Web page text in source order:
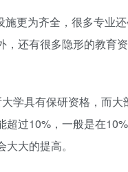
施更为齐全，很多专业
，还有很多隐形的教育
学具有保研资格，而
超过10%，一般是在
大的提高。